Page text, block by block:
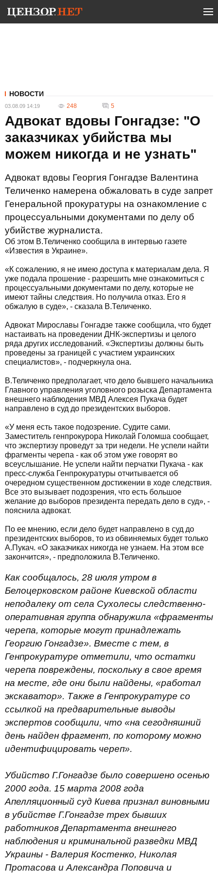
НОВОСТИ
03.08.09 14:19 248 5
Адвокат вдовы Гонгадзе: "О
заказчиках убийства мы
можем никогда и не узнать"
Адвокат вдовы Георгия Гонгадзе Валентина
Теличенко намерена обжаловать в суде запрет
Генеральной прокуратуры на ознакомление с
процессуальными документами по делу об
убийстве журналиста.
Об этом В.Теличенко сообщила в интервью газете
«Известия в Украине».
«К сожалению, я не имею доступа к материалам дела. Я
уже подала прошение - разрешить мне ознакомиться с
процессуальными документами по делу, которые не
имеют тайны следствия. Но получила отказ. Его я
обжалую в суде», - сказала В.Теличенко.
Адвокат Мирославы Гонгадзе также сообщила, что будет
настаивать на проведении ДНК-экспертизы и целого
ряда других исследований. «Экспертизы должны быть
проведены за границей с участием украинских
специалистов», - подчеркнула она.
В.Теличенко предполагает, что дело бывшего начальника
Главного управления уголовного розыска Департамента
внешнего наблюдения МВД Алексея Пукача будет
направлено в суд до президентских выборов.
«У меня есть такое подозрение. Судите сами.
Заместитель генпрокурора Николай Голомша сообщает,
что экспертизу проведут за три недели. Не успели найти
фрагменты черепа - как об этом уже говорят во
всеуслышание. Не успели найти перчатки Пукача - как
пресс-служба Генпрокуратуры отчитывается об
очередном существенном достижении в ходе следствия.
Все это вызывает подозрения, что есть большое
желание до выборов президента передать дело в суд», -
пояснила адвокат.
По ее мнению, если дело будет направлено в суд до
президентских выборов, то из обвиняемых будет только
А.Пукач. «О заказчиках никогда не узнаем. На этом все
закончится», - предположила В.Теличенко.
Как сообщалось, 28 июля утром в
Белоцерковском районе Киевской области
неподалеку от села Сухолесы следственно-
оперативная группа обнаружила «фрагменты
черепа, которые могут принадлежать
Георгию Гонгадзе». Вместе с тем, в
Генпрокуратуре отметили, что остатки
черепа повреждены, поскольку в свое время
на месте, где они были найдены, «работал
экскаватор». Также в Генпрокуратуре со
ссылкой на предварительные выводы
экспертов сообщили, что «на сегодняшний
день найден фрагмент, по которому можно
идентифицировать череп».
Убийство Г.Гонгадзе было совершено осенью
2000 года. 15 марта 2008 года
Апелляционный суд Киева признал виновными
в убийстве Г.Гонгадзе трех бывших
работников Департамента внешнего
наблюдения и криминальной разведки МВД
Украины - Валерия Костенко, Николая
Протасова и Александра Поповича и